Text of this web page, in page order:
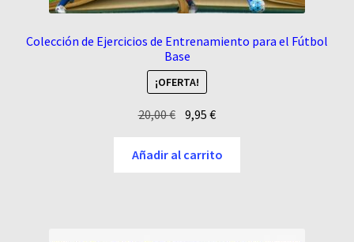
Colección de Ejercicios de Entrenamiento para el Fútbol
Base
¡OFERTA!
20,00€ El
original
9,95€El
actual
Añadir al carrito